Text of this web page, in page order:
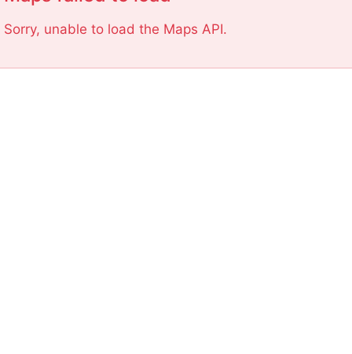
Sorry, unable to load the Maps API.